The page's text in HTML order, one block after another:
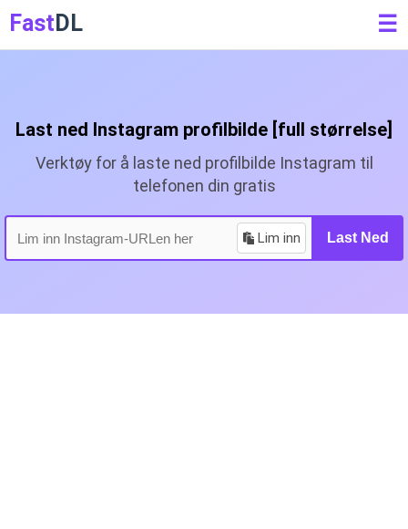
Fast DL ☰
Last ned Instagram profilbilde [full størrelse]
Verktøy for å laste ned profilbilde Instagram til
telefonen din gratis
Lim inn Last Ned